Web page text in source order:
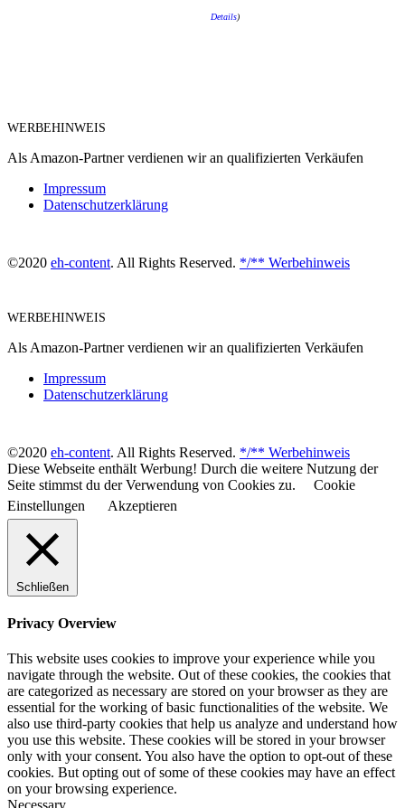
Details)
WERBEHINWEIS
Als Amazon-Partner verdienen wir an qualifizierten Verkäufen
Impressum
Datenschutzerklärung
©2020 eh-content. All Rights Reserved. */** Werbehinweis
WERBEHINWEIS
Als Amazon-Partner verdienen wir an qualifizierten Verkäufen
Impressum
Datenschutzerklärung
©2020 eh-content. All Rights Reserved. */** Werbehinweis
Diese Webseite enthält Werbung! Durch die weitere Nutzung der
Seite stimmst du der Verwendung von Cookies zu.
Cookie
Einstellungen
Akzeptieren
Schließen
Privacy Overview
This website uses cookies to improve your experience while you
navigate through the website. Out of these cookies, the cookies that
are categorized as necessary are stored on your browser as they are
essential for the working of basic functionalities of the website. We
also use third-party cookies that help us analyze and understand how
you use this website. These cookies will be stored in your browser
only with your consent. You also have the option to opt-out of these
cookies. But opting out of some of these cookies may have an effect
on your browsing experience.
Necessary